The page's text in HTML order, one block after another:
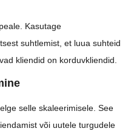
Kasutage
suhtlemist, et luua suhteid
kliendid on korduvkliendid.
selle skaleerimisele. See
või uutele turgudele